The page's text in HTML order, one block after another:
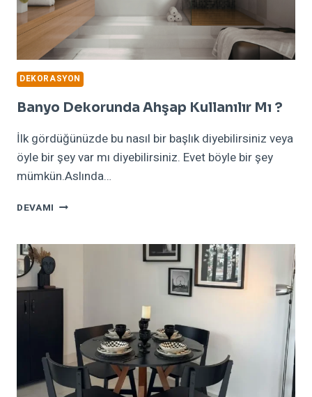
DEKORASYON
Banyo Dekorunda Ahşap Kullanılır Mı ?
İlk gördüğünüzde bu nasıl bir başlık diyebilirsiniz veya
öyle bir şey var mı diyebilirsiniz. Evet böyle bir şey
mümkün.Aslında…
DEVAMI BANYO
KULLANILIR
MI